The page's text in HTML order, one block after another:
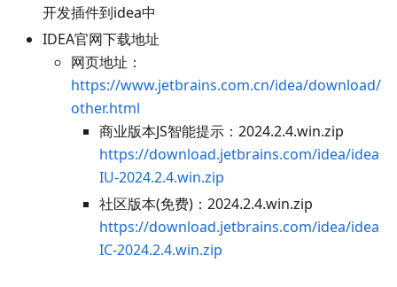
开发插件到idea中
IDEA官网下载地址
网页地址：
https://www.jetbrains.com.cn/idea/download/
other.html
商业版本JS智能提示：2024.2.4.win.zip
https://download.jetbrains.com/idea/idea
IU-2024.2.4.win.zip
社区版本(免费)：2024.2.4.win.zip
https://download.jetbrains.com/idea/idea
IC-2024.2.4.win.zip